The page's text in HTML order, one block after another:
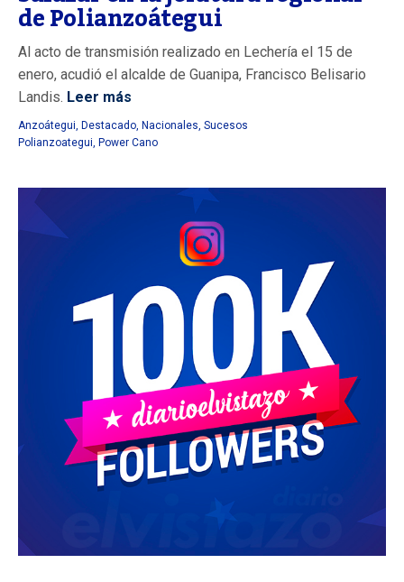
de Polianzoátegui
Al acto de transmisión realizado en Lechería el 15 de
enero, acudió el alcalde de Guanipa, Francisco Belisario
Landis. Leer más
Anzoátegui, Destacado, Nacionales, Sucesos
Polianzoategui, Power Cano